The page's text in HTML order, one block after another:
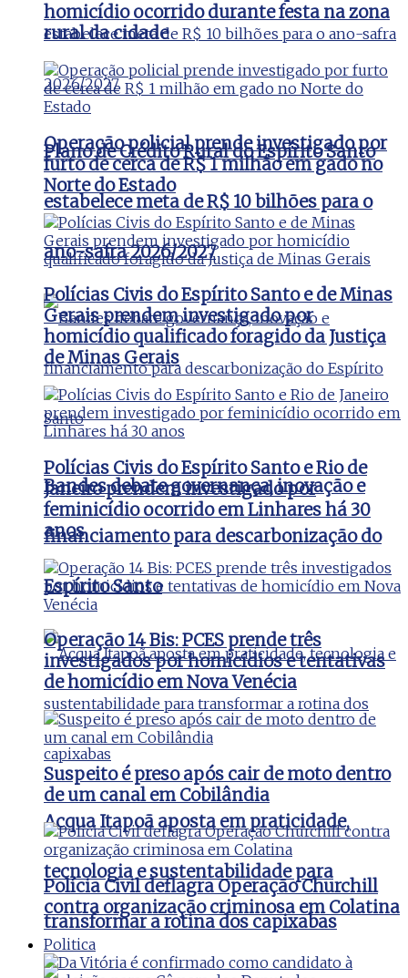
Plano de Crédito Rural do Espírito Santo
estabelece meta de R$ 10 bilhões para o
ano-safra 2026/2027
Bandes debate governança, inovação e
financiamento para descarbonização do
Espírito Santo
Acqua Itapoã aposta em praticidade,
tecnologia e sustentabilidade para
transformar a rotina dos capixabas
homicídio ocorrido durante festa na zona
rural da cidade
Operação policial prende investigado por
furto de cerca de R$ 1 milhão em gado no
Norte do Estado
Polícias Civis do Espírito Santo e de Minas
Gerais prendem investigado por
homicídio qualificado foragido da Justiça
de Minas Gerais
Polícias Civis do Espírito Santo e Rio de
Janeiro prendem investigado por
feminicídio ocorrido em Linhares há 30
anos
Operação 14 Bis: PCES prende três
investigados por homicídios e tentativas
de homicídio em Nova Venécia
Suspeito é preso após cair de moto dentro
de um canal em Cobilândia
Polícia Civil deflagra Operação Churchill
contra organização criminosa em Colatina
Politica